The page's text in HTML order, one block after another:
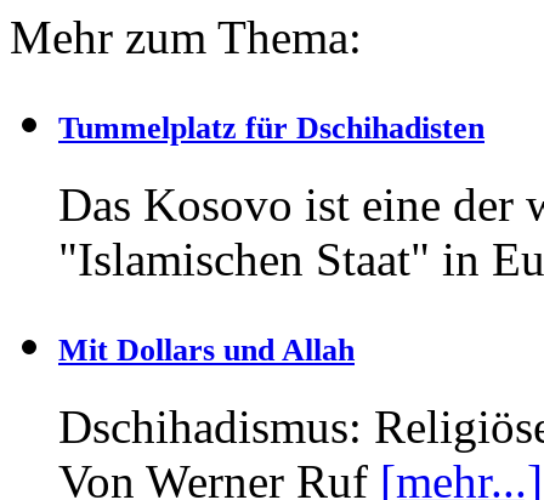
Mehr zum Thema:
Tummelplatz für Dschihadisten
Das Kosovo ist eine der
"Islamischen Staat" in
Mit Dollars und Allah
Dschihadismus:
Von Werner Ruf [mehr...]